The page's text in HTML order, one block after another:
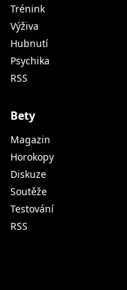
Trénink
Výživa
Hubnutí
Psychika
RSS
Bety
Magazin
Horokopy
Diskuze
Soutěže
Testování
RSS